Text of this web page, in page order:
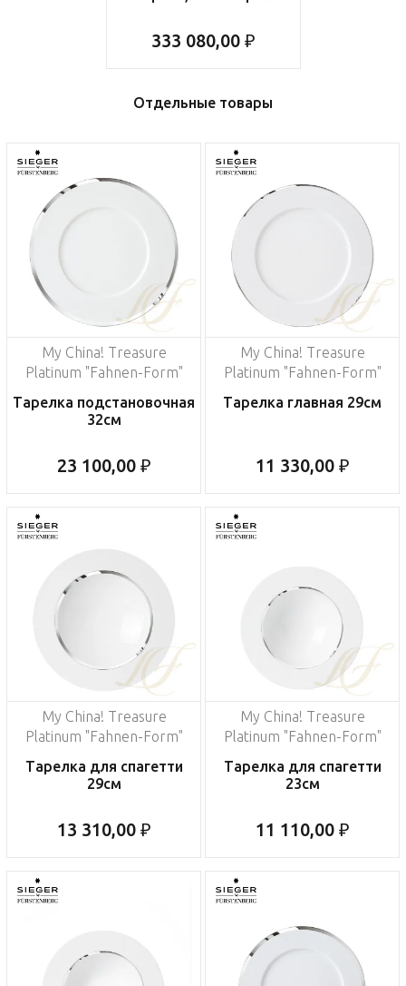
333 080,00 ₽
Отдельные товары
My China! Treasure
Platinum "Fahnen-Form"
Тарелка подстановочная
32см
23 100,00 ₽
My China! Treasure
Platinum "Fahnen-Form"
Тарелка главная 29см
11 330,00 ₽
My China! Treasure
Platinum "Fahnen-Form"
Тарелка для спагетти
29см
13 310,00 ₽
My China! Treasure
Platinum "Fahnen-Form"
Тарелка для спагетти
23см
11 110,00 ₽